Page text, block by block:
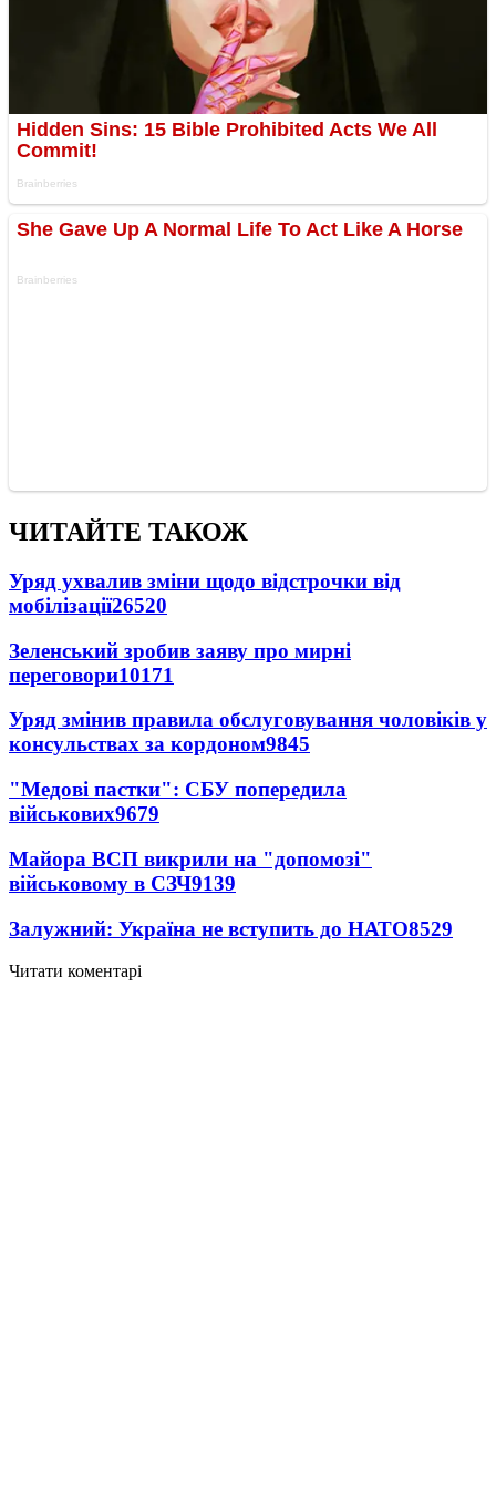
ЧИТАЙТЕ ТАКОЖ
Уряд ухвалив зміни щодо відстрочки від
мобілізації26520
Зеленський зробив заяву про мирні
переговори10171
Уряд змінив правила обслуговування чоловіків у
консульствах за кордоном9845
"Медові пастки": СБУ попередила
військових9679
Майора ВСП викрили на "допомозі"
військовому в СЗЧ9139
Залужний: Україна не вступить до НАТО8529
Читати коментарі